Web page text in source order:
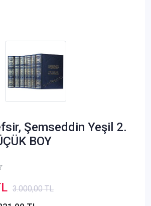
Şemseddin Yeşil 2.
BOY
3.000,00 TL